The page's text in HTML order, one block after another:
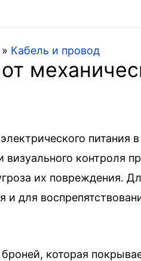
» Кабель и провод
питания
контроля
их повреждения.
и для
которая